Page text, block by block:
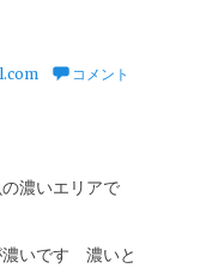
コメント
濃いエリアで
いです 濃いと